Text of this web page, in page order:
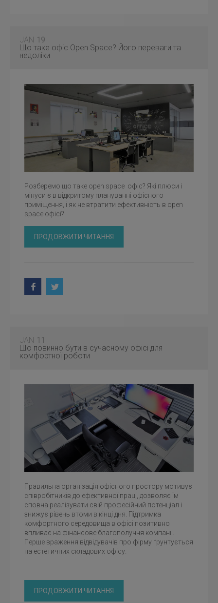
JAN 19
Що таке офіс Open Space? Його переваги та
недоліки
Розберемо що таке open space офіс? Які плюси і
мінуси є в відкритому плануванні офісного
приміщення, і як не втратити ефективність в open
space офісі?
ПРОДОВЖИТИ ЧИТАННЯ
JAN 11
Що повинно бути в сучасному офісі для
комфортної роботи
Правильна організація офісного простору мотивує
співробітників до ефективної праці, дозволяє їм
сповна реалізувати свій професійний потенціал і
знижує рівень втоми в кінці дня. Підтримка
комфортного середовища в офісі позитивно
впливає на фінансове благополуччя компанії.
Перше враження відвідувачів про фірму ґрунтується
на естетичних складових офісу.
ПРОДОВЖИТИ ЧИТАННЯ